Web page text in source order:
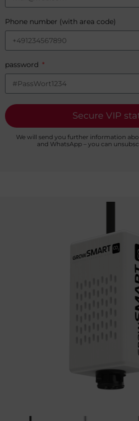
Phone number (with area code)
password
Secure VIP
We will send you further information
and WhatsApp – you can